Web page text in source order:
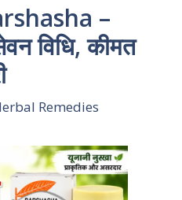
–
विधि, कीमत
Remedies